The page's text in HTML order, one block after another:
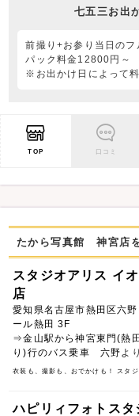
七五三お出
前撮り+お参り当日のフ
パック料金12800円～
※お出かけ日によって
TOP 口コミ
たから写真館 神宮店
スタジオアリス イ
店
愛知県名古屋市熱田区六
ール熱田 3F
⇒金山駅から神宮東門(熱
り)行のバス乗車 六野よ
衣装も、撮影も、おでかけも！ スタ
ハピリィフォトスタ